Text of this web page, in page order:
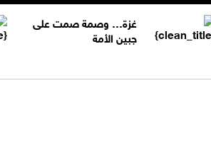
غزة… وصمة صمت على
جبين الأمة